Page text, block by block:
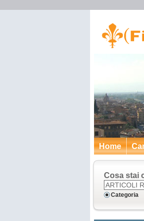
Home
Cosa stai
Categoria